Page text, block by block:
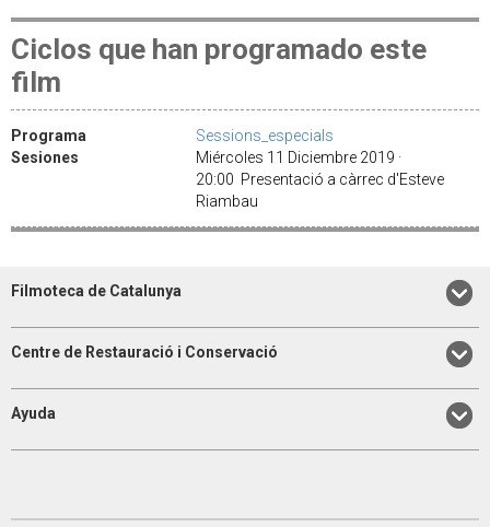
Ciclos que han programado este
film
Programa
Sessions_especials
Sesiones
Miércoles 11 Diciembre 2019 ·
20:00 Presentació a càrrec d'Esteve
Riambau
Filmoteca de Catalunya
Centre de Restauració i Conservació
Ayuda